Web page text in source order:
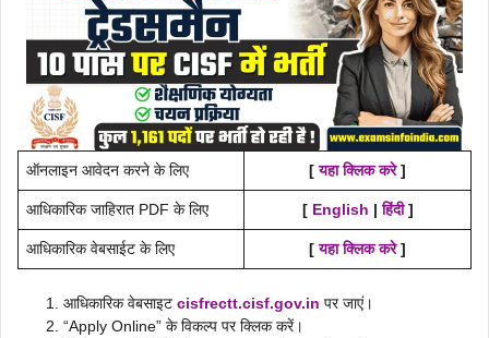
ऑनलाइन आवेदन करने के लिए [यहा क्लिक करे]
आधिकारिक जाहिरात PDF के लिए [ English | हिंदी]
आधिकारिक वेबसाईट के लिए [यहा क्लिक करे]
आधिकारिक वेबसाइट cisfrectt.cisf.gov.in पर जाएं।
“Apply Online” के विकल्प पर क्लिक करें।